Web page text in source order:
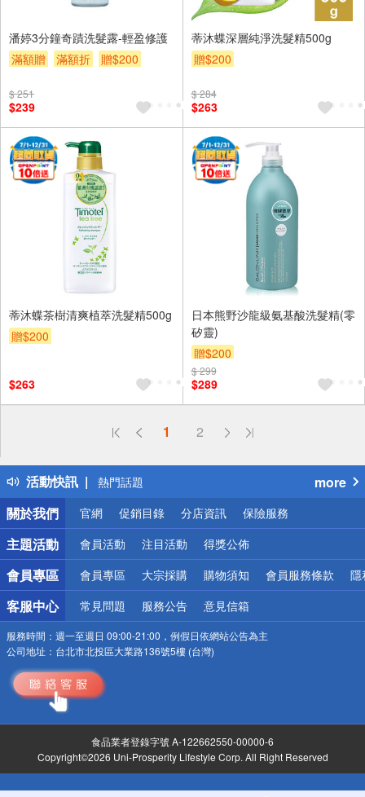
潘婷3分鐘奇蹟洗髮露-輕盈修護
滿額贈
滿額折 贈$200
$ 251
$239
蒂沐蝶深層純淨洗髮精500g
贈$200
$ 284
$263
蒂沐蝶茶樹清爽植萃洗髮精500g
贈$200
$263
日本熊野沙龍級氨基酸洗髮精(零
矽靈)
贈$200
$ 299
$289
1 2
活動快訊
偏遠地區配送
得獎公告
熱門話題
銀行優惠
偏遠地區配送
詐騙網頁！請小心！
more
關於我們
官網 促銷目錄 分店資訊 保險服務
主題活動 會員活動 注目活動 得獎公佈
會員專區 會員專區 大宗採購 購物須知 會員服務條款 隱
客服中心 常見問題 服務公告 意見信箱
服務時間： 週一至週日 09:00-21:00，例假日依網站公告為主
公司地址： 台北市北投區大業路136號5樓 (台灣)
食品業者登錄字號 A-122662550-00000-6
Copyright©2026 Uni-Prosperity Lifestyle Corp. All Right Reserved